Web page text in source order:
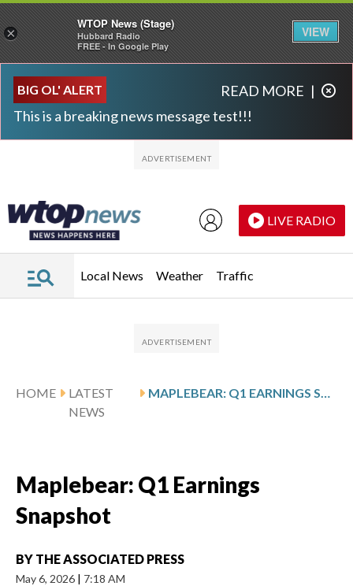
BIG OL' ALERT
This is a breaking news message test!!!
READ MORE |
LIVE RADIO
Local News Weather Traffic
HOME
LATEST
NEWS
Maplebear: Q1 Earnings
Snapshot
BY THE ASSOCIATED PRESS
May 6, 2026 | 7:18 AM
×
WTOP News (Stage)
Hubbard Radio
FREE - In Google Play
VIEW